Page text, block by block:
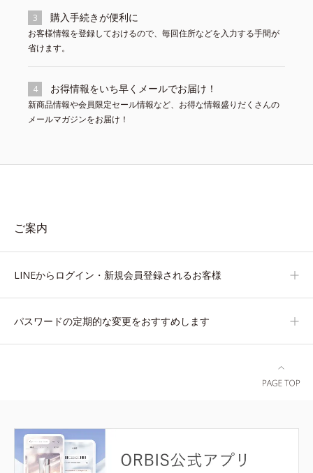
3 購入手続きが便利に
お客様情報を登録しておけるので、毎回住所などを入力する手間が
省けます。
4 お得情報をいち早くメールでお届け！
新商品情報や会員限定セール情報など、お得な情報盛りだくさんの
メールマガジンをお届け！
ご案内
LINEからログイン・新規会員登録されるお客様
パスワードの定期的な変更をおすすめします